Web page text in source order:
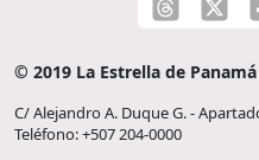
© 2019 La Estrella de Panamá
C/ Alejandro A. Duque G. -
Teléfono: +507 204-0000